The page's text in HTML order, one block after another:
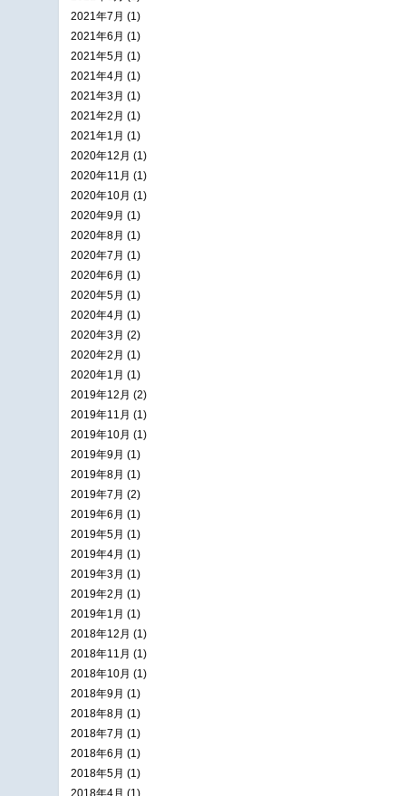
2021年7月 (1)
2021年6月 (1)
2021年5月 (1)
2021年4月 (1)
2021年3月 (1)
2021年2月 (1)
2021年1月 (1)
2020年12月 (1)
2020年11月 (1)
2020年10月 (1)
2020年9月 (1)
2020年8月 (1)
2020年7月 (1)
2020年6月 (1)
2020年5月 (1)
2020年4月 (1)
2020年3月 (2)
2020年2月 (1)
2020年1月 (1)
2019年12月 (2)
2019年11月 (1)
2019年10月 (1)
2019年9月 (1)
2019年8月 (1)
2019年7月 (2)
2019年6月 (1)
2019年5月 (1)
2019年4月 (1)
2019年3月 (1)
2019年2月 (1)
2019年1月 (1)
2018年12月 (1)
2018年11月 (1)
2018年10月 (1)
2018年9月 (1)
2018年8月 (1)
2018年7月 (1)
2018年6月 (1)
2018年5月 (1)
2018年4月 (1)